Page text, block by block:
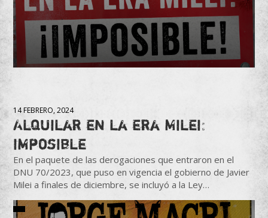
14 FEBRERO, 2024
Alquilar en la era Milei:
imposible
En el paquete de las derogaciones que entraron en el
DNU 70/2023, que puso en vigencia el gobierno de Javier
Milei a finales de diciembre, se incluyó a la Ley…